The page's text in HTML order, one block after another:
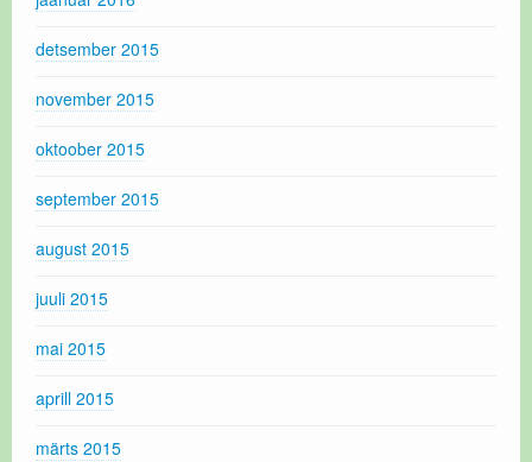
detsember 2015
november 2015
oktoober 2015
september 2015
august 2015
juuli 2015
mai 2015
aprill 2015
märts 2015